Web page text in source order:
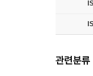
관련분류